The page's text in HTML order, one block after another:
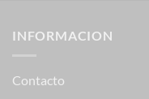
INFORMACION
Contacto